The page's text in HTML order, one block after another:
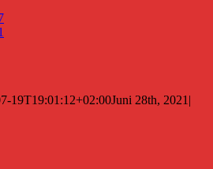
19T19:01:12+02:00Juni 28th, 2021 |